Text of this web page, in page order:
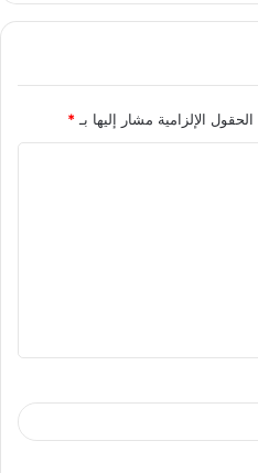
الحقول الإلزامية مشار إليها بـ*